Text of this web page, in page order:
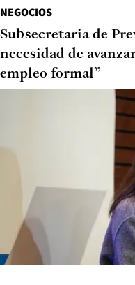
NEGOCIOS
Subsecretaria de
necesidad de
empleo formal”